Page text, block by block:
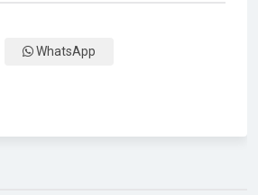
WhatsApp